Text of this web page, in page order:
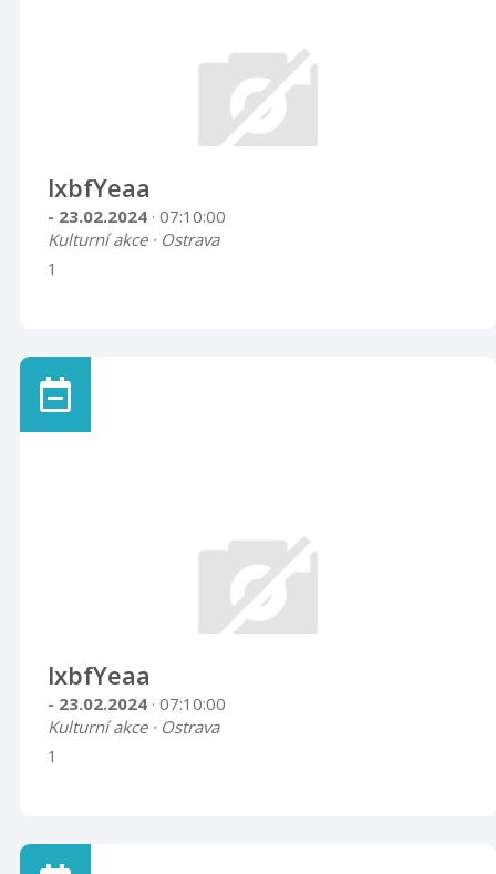
lxbfYeaa
- 23.02.2024 · 07:10:00
Kulturní akce · Ostrava
1
lxbfYeaa
- 23.02.2024 · 07:10:00
Kulturní akce · Ostrava
1